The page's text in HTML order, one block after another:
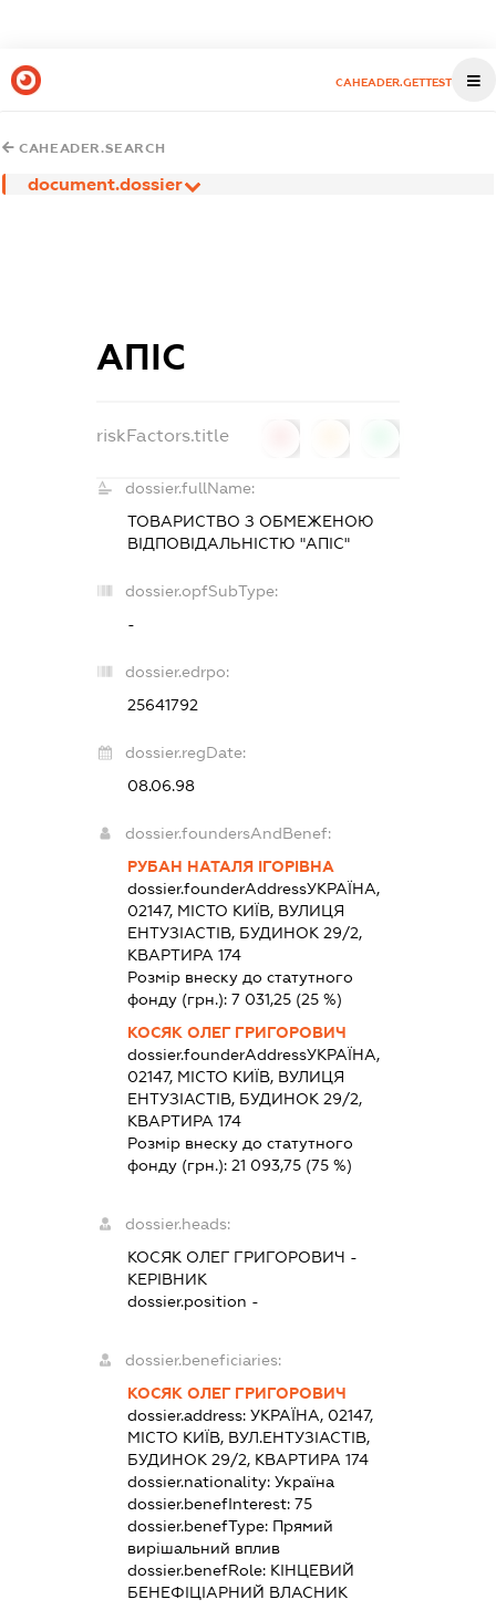
CAHEADER.GETTEST
CAHEADER.SEARCH
document.dossier
АПІС
riskFactors.title
dossier.fullName:
ТОВАРИСТВО З ОБМЕЖЕНОЮ
ВІДПОВІДАЛЬНІСТЮ "АПІС"
dossier.opfSubType:
-
dossier.edrpo:
25641792
dossier.regDate:
08.06.98
dossier.foundersAndBenef:
РУБАН НАТАЛЯ ІГОРІВНА
dossier.founderAddressУКРАЇНА,
02147, МІСТО КИЇВ, ВУЛИЦЯ
ЕНТУЗІАСТІВ, БУДИНОК 29/2,
КВАРТИРА 174
Розмір внеску до статутного
фонду (грн.):7 031,25 (25 %)
КОСЯК ОЛЕГ ГРИГОРОВИЧ
dossier.founderAddressУКРАЇНА,
02147, МІСТО КИЇВ, ВУЛИЦЯ
ЕНТУЗІАСТІВ, БУДИНОК 29/2,
КВАРТИРА 174
Розмір внеску до статутного
фонду (грн.):21 093,75 (75 %)
dossier.heads:
КОСЯК ОЛЕГ ГРИГОРОВИЧ -
КЕРІВНИК
dossier.position -
dossier.beneficiaries:
КОСЯК ОЛЕГ ГРИГОРОВИЧ
dossier.address:УКРАЇНА, 02147,
МІСТО КИЇВ, ВУЛ.ЕНТУЗІАСТІВ,
БУДИНОК 29/2, КВАРТИРА 174
dossier.nationality:Україна
dossier.benefInterest:75
dossier.benefType: Прямий
вирішальний вплив
dossier.benefRole: КІНЦЕВИЙ
БЕНЕФІЦІАРНИЙ ВЛАСНИК